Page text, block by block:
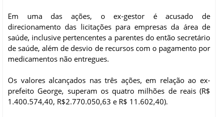
Em uma das ações, o ex-gestor é acusado de
direcionamento das licitações para empresas da área de
saúde, inclusive pertencentes a parentes do então secretário
de saúde, além de desvio de recursos com o pagamento por
medicamentos não entregues.
Os valores alcançados nas três ações, em relação ao ex-
prefeito George, superam os quatro milhões de reais (R$
1.400.574,40, R$2.770.050,63 e R$ 11.602,40).